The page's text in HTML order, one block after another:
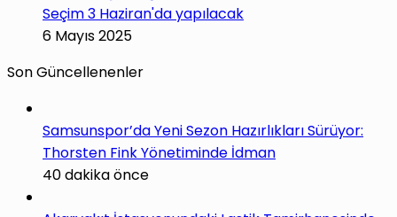
Seçim 3 Haziran'da yapılacak
6 Mayıs 2025
Son Güncellenenler
Samsunspor’da Yeni Sezon Hazırlıkları Sürüyor:
Thorsten Fink Yönetiminde İdman
40 dakika önce